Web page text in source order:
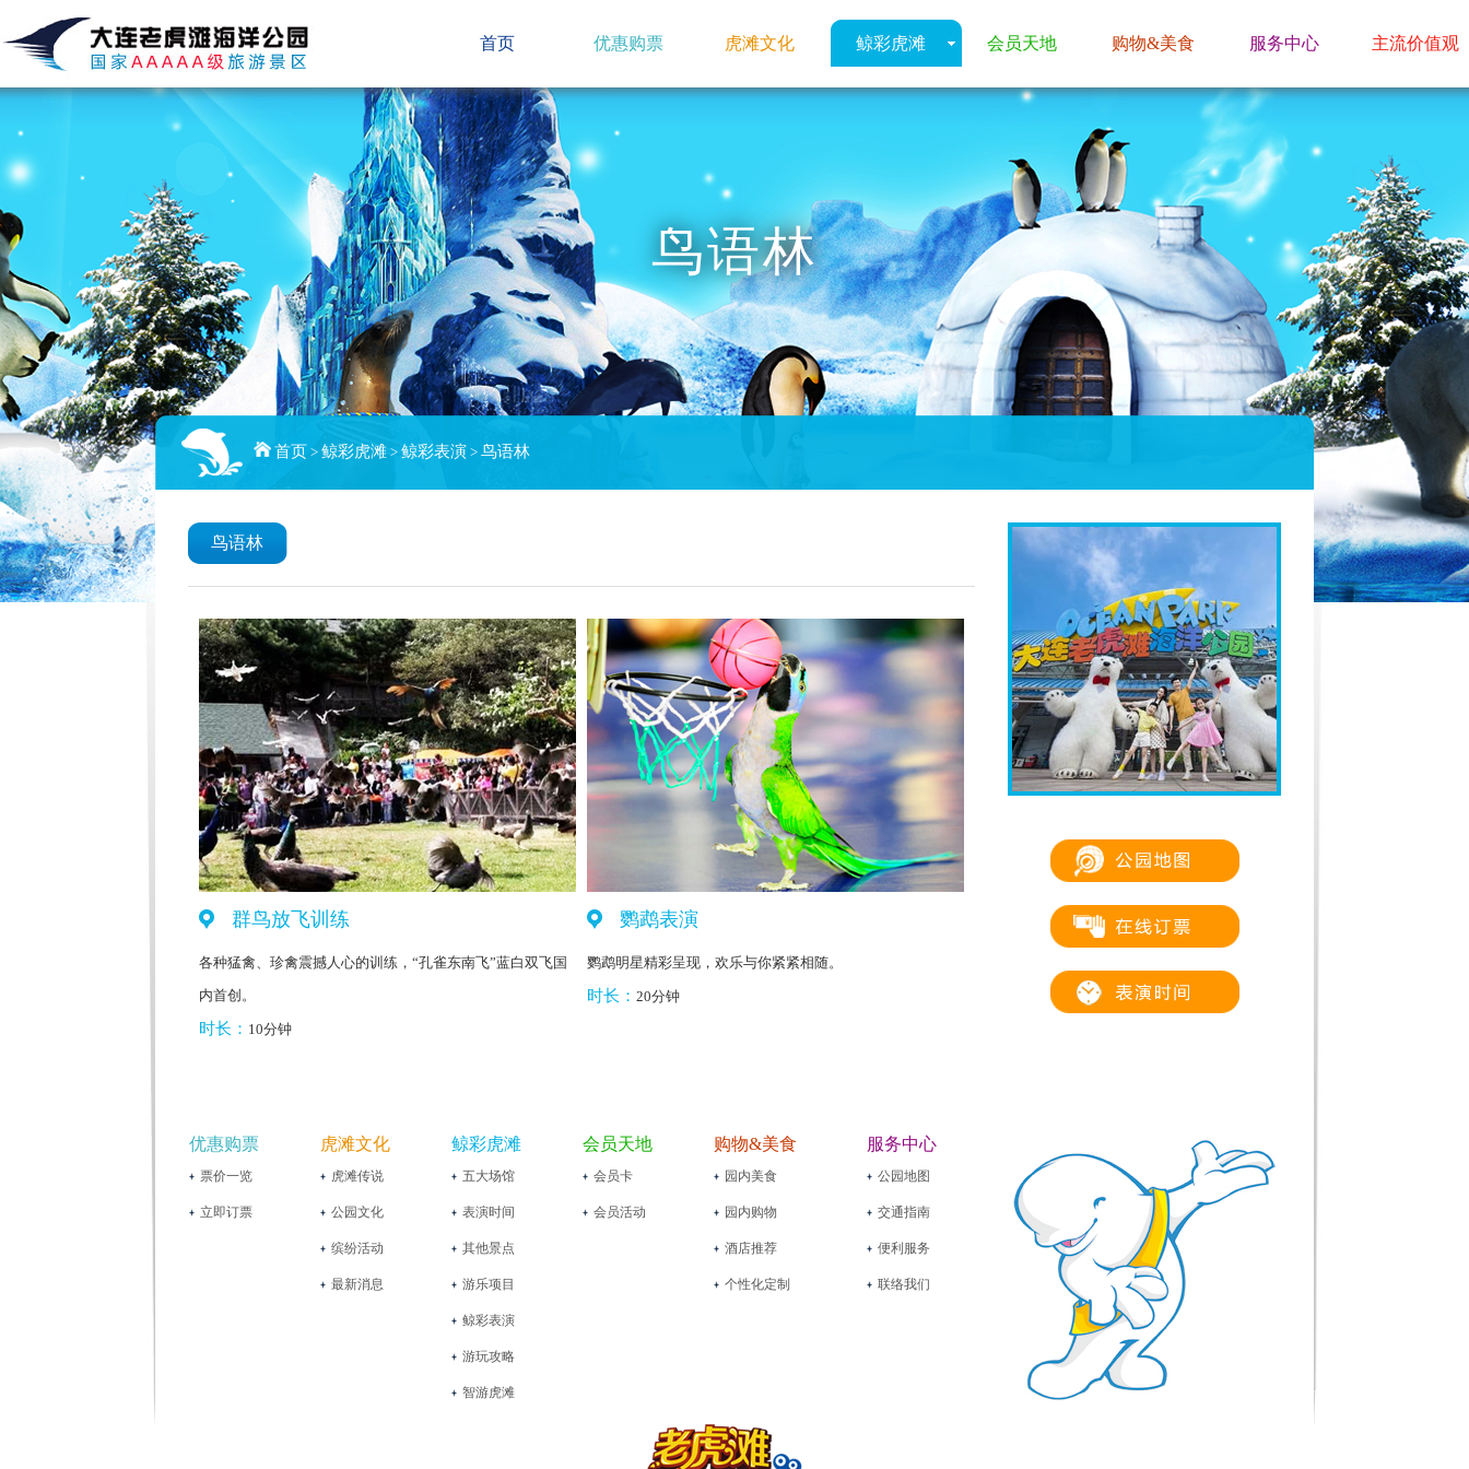
首页 优惠购票 虎滩文化 鲸彩虎滩 会员天地 购物&美食 服务中心 主流价值观
鸟语林
首页 > 鲸彩虎滩 > 鲸彩表演 > 鸟语林
鸟语林
群鸟放飞训练
各种猛禽、珍禽震撼人心的训练，“孔雀东南飞”蓝白双飞国
内首创。
时长： 10分钟
鹦鹉表演
鹦鹉明星精彩呈现，欢乐与你紧紧相随。
时长： 20分钟
优惠购票
票价一览
立即订票
虎滩文化
虎滩传说
公园文化
缤纷活动
最新消息
鲸彩虎滩
五大场馆
表演时间
其他景点
游乐项目
鲸彩表演
游玩攻略
智游虎滩
会员天地
会员卡
会员活动
购物&美食
园内美食
园内购物
酒店推荐
个性化定制
服务中心
公园地图
交通指南
便利服务
联络我们